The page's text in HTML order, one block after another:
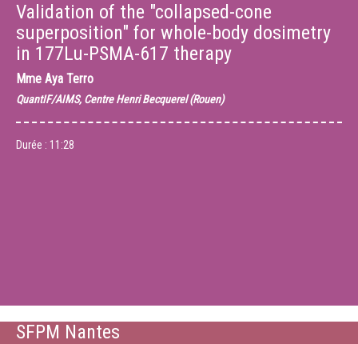
Validation of the "collapsed-cone
superposition" for whole-body dosimetry
in 177Lu-PSMA-617 therapy
Mme Aya Terro
QuantIF/AIMS, Centre Henri Becquerel (Rouen)
Durée : 11:28
SFPM Nantes